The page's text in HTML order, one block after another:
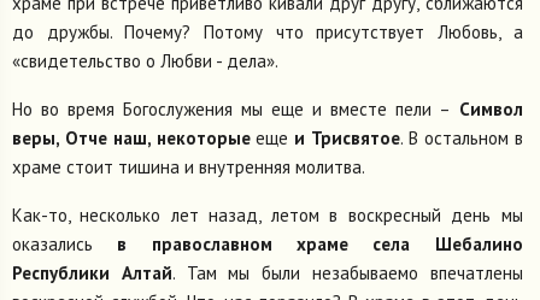
до дружбы. Почему? Потому что присутствует Любовь, а
«свидетельство о Любви - дела».
Но во время Богослужения мы еще и вместе пели – Символ
веры, Отче наш, некоторыееще и Трисвятое. В остальном в
храме стоит тишина и внутренняя молитва.
Как-то, несколько лет назад, летом в воскресный день мы
оказались в православном храме села Шебалино
Республики Алтай. Там мы были незабываемо впечатлены